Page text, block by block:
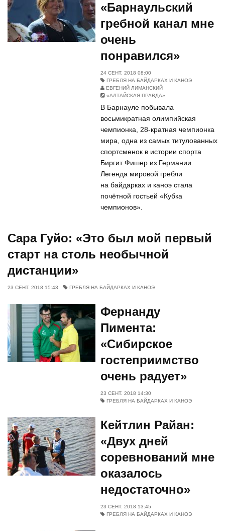
«Барнаульский
гребной канал мне
очень
понравился»
24 СЕНТ. 2018 08:00
ГРЕБЛЯ НА БАЙДАРКАХ И КАНОЭ
ЕВГЕНИЙ ЛИМАНСКИЙ
«АЛТАЙСКАЯ ПРАВДА»
В Барнауле побывала
восьмикратная олимпийская
чемпионка, 28-кратная чемпионка
мира, одна из самых титулованных
спортсменок в истории спорта
Биргит Фишер из Германии.
Легенда мировой гребли
на байдарках и каноэ стала
почётной гостьей «Кубка
чемпионов».
Сара Гуйо: «Это был мой первый
старт на столь необычной
дистанции»
23 СЕНТ. 2018 15:43 ГРЕБЛЯ НА БАЙДАРКАХ И КАНОЭ
Фернанду
Пимента:
«Сибирское
гостеприимство
очень радует»
23 СЕНТ. 2018 14:30
ГРЕБЛЯ НА БАЙДАРКАХ И КАНОЭ
Кейтлин Райан:
«Двух дней
соревнований мне
оказалось
недостаточно»
23 СЕНТ. 2018 13:45
ГРЕБЛЯ НА БАЙДАРКАХ И КАНОЭ